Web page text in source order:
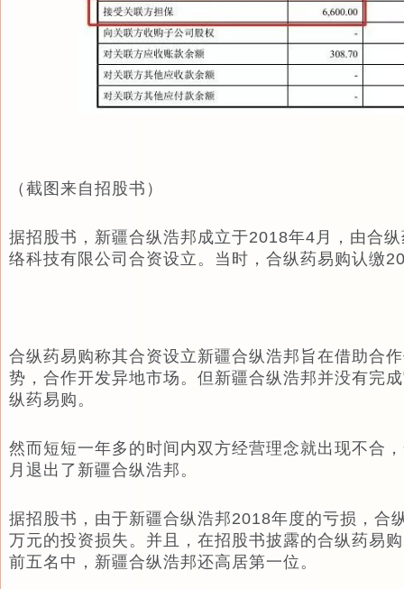
（截图来自招股书）
据招股书，新疆合纵浩邦成立于2018年4月，由合
络科技有限公司合资设立。当时，合纵药易购认缴
合纵药易购称其合资设立新疆合纵浩邦旨在借助合
势，合作开发异地市场。但新疆合纵浩邦并没有完
纵药易购。
然而短短一年多的时间内双方经营理念就出现不合
月退出了新疆合纵浩邦。
据招股书，由于新疆合纵浩邦2018年度的亏损，合
万元的投资损失。并且，在招股书披露的合纵药易
前五名中，新疆合纵浩邦还高居第一位。